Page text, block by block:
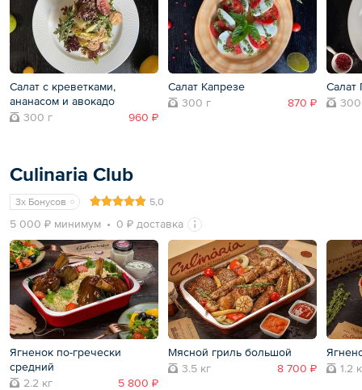
Салат с креветками,
ананасом и авокадо
300 г
960 ₽
Салат Капрезе
300 г
870 ₽
Салат
300
Culinaria Club
3x Бонусов 5,0
5 000 ₽ минимум 0 ₽ доставка
Ягненок по-гречески
средний
2.2 кг
5 800 ₽
Мясной гриль большой
3.5 кг
8 700 ₽
1.2